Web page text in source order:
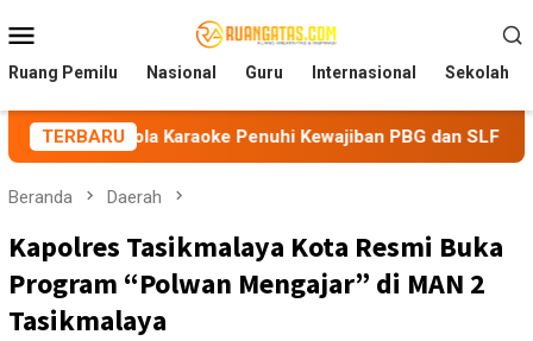
ke
kontenMobile
Ruang Pemilu Nasional Guru Internasional Sekolah
TERBARUPenuhi Kewajiban PBG dan SLF BEM
Beranda Daerah
Kapolres Tasikmalaya Kota Resmi Buka
Program “Polwan Mengajar” di MAN 2
Tasikmalaya